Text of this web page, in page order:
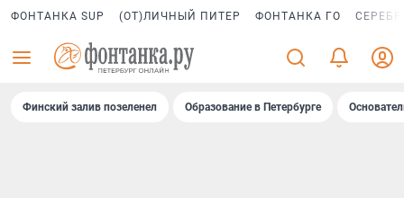
ФОНТАНКА SUP (ОТ)ЛИЧНЫЙ ПИТЕР ФОНТАНКА ГО
Финский залив позеленел Образование в Петербурге